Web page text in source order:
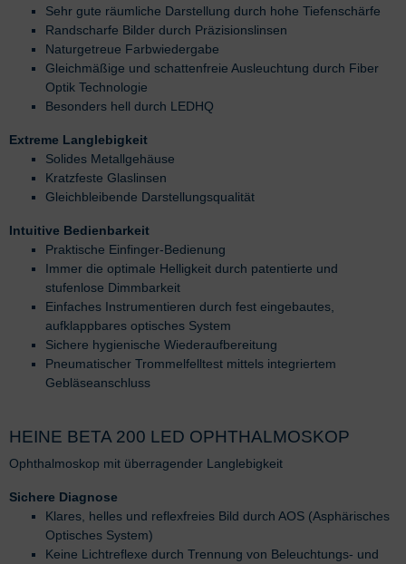
Sehr gute räumliche Darstellung durch hohe Tiefenschärfe
Randscharfe Bilder durch Präzisionslinsen
Naturgetreue Farbwiedergabe
Gleichmäßige und schattenfreie Ausleuchtung durch Fiber
Optik Technologie
Besonders hell durch LEDHQ
Extreme Langlebigkeit
Solides Metallgehäuse
Kratzfeste Glaslinsen
Gleichbleibende Darstellungsqualität
Intuitive Bedienbarkeit
Praktische Einfinger-Bedienung
Immer die optimale Helligkeit durch patentierte und
stufenlose Dimmbarkeit
Einfaches Instrumentieren durch fest eingebautes,
aufklappbares optisches System
Sichere hygienische Wiederaufbereitung
Pneumatischer Trommelfelltest mittels integriertem
Gebläseanschluss
HEINE BETA 200 LED OPHTHALMOSKOP
Ophthalmoskop mit überragender Langlebigkeit
Sichere Diagnose
Klares, helles und reflexfreies Bild durch AOS (Asphärisches
Optisches System)
Keine Lichtreflexe durch Trennung von Beleuchtungs- und